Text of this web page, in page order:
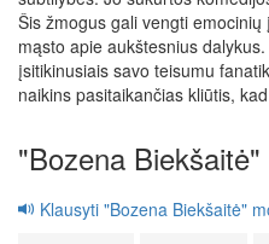
Šis žmogus gali vengti
mąsto apie aukštesnius
įsitikinusiais savo teisumu
naikins pasitaikančias kliūtis,
"Bozena
Klausyti "Bozena Biekšaitė"